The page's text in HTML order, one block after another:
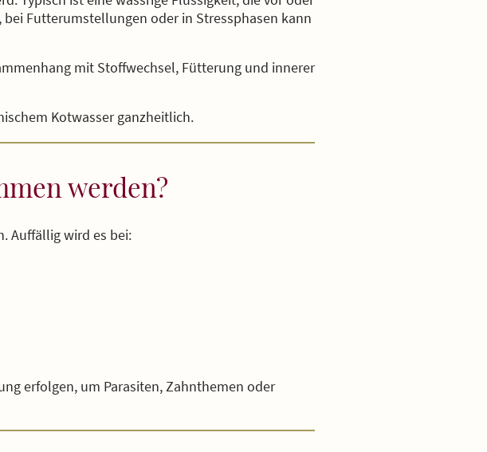
Futterumstellungen oder in Stressphasen kann
mit Stoffwechsel, Fütterung und innerer
Kotwasser ganzheitlich.
werden?
Auffällig wird es bei:
erfolgen, um Parasiten, Zahnthemen oder